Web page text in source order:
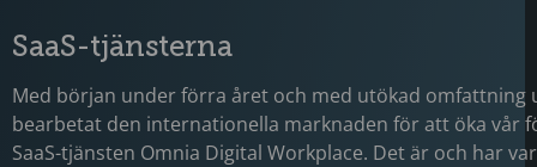
SaaS-tjänsterna
Med början under förra året och med utökad omfattning
bearbetat den internationella marknaden för att öka vår
SaaS-tjänsten Omnia Digital Workplace. Det är och har